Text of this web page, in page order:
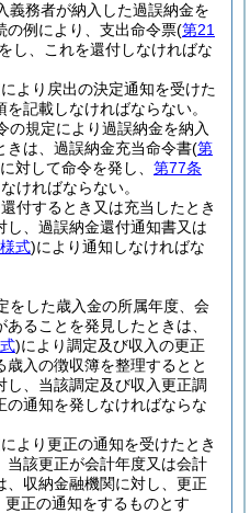
義務者が納入した過誤納金を
の例により、支出命令票(第21
し、これを還付しなければな
より戻出の決定通知を受けた
記載しなければならない。
の規定により過誤納金を納入
きは、過誤納金充当命令書(第
対して命令を発し、 第77条
ければならない。
付するとき又は充当したとき
し、過誤納金還付通知書又は
式)により通知しなければな
をした歳入金の所属年度、会
ることを発見したときは、
)により調定及び収入の更正
入の徴収簿を整理するとと
し、当該調定及び収入更正調
通知を発しなければならな
より更正の通知を受けたとき
当該更正が会計年度又は会計
、収納金融機関に対し、更正
更正の通知をするものとす